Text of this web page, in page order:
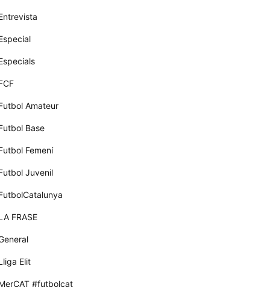
Amateur
Base
Femení
Juvenil
FRASE
Elit
#futbolcat